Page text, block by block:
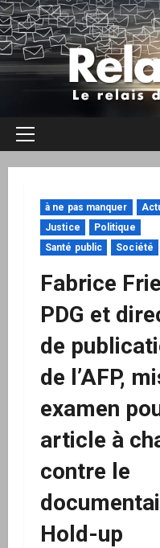
Aller
au
contenu
Menu
à ne pas manquer
Justice
Politique
Santé public
Société
Fabrice
PDG et
de
de l’AFP,
examen
article à
contre le
Hold-up